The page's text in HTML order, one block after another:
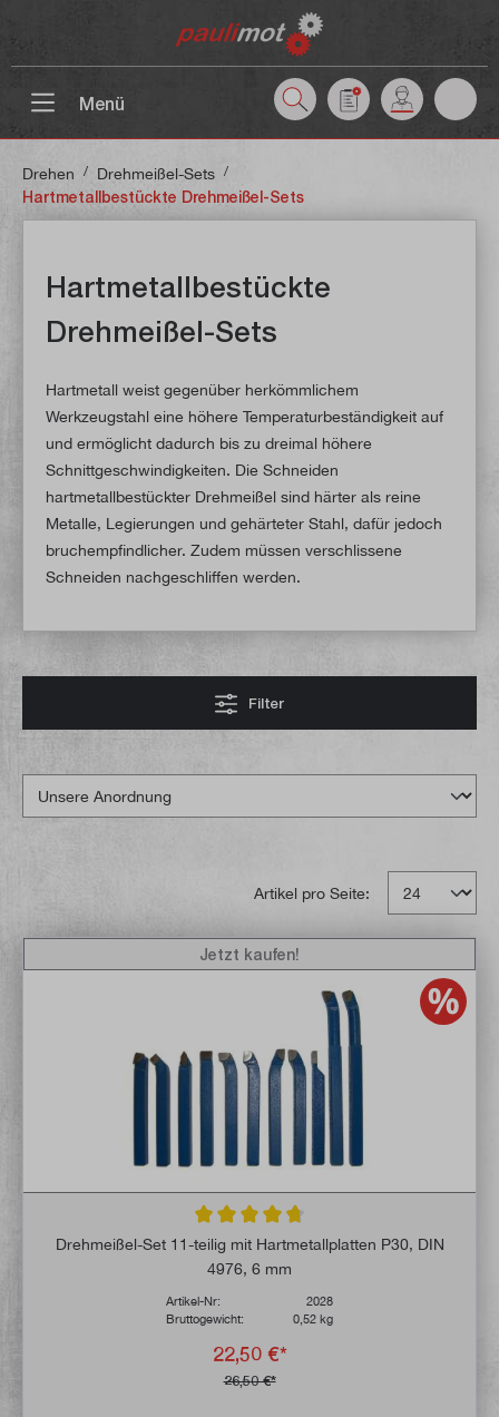
Menü
Drehen / Drehmeißel-Sets /
Hartmetallbestückte Drehmeißel-Sets
Hartmetallbestückte
Drehmeißel-Sets
Hartmetall weist gegenüber herkömmlichem
Werkzeugstahl eine höhere Temperaturbeständigkeit auf
und ermöglicht dadurch bis zu dreimal höhere
Schnittgeschwindigkeiten. Die Schneiden
hartmetallbestückter Drehmeißel sind härter als reine
Metalle, Legierungen und gehärteter Stahl, dafür jedoch
bruchempfindlicher. Zudem müssen verschlissene
Schneiden nachgeschliffen werden.
Filter
Artikel pro Seite:
Durchschnittliche Bewertung von 4.7 von
Drehmeißel-Set 11-teilig mit Hartmetallplatten P30, DIN
4976, 6 mm
Artikel-Nr:
2028
Bruttogewicht:
0,52 kg
22,50 €*
26,50 €*
Jetzt kaufen!